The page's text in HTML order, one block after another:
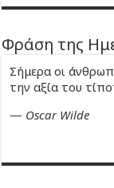
Φράση της
Σήμερα οι
την αξία του
— Oscar Wilde